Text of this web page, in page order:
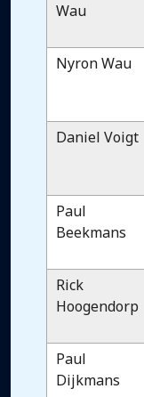
Wau
Nyron Wau
Daniel Voigt
Paul
Beekmans
Rick
Hoogendorp
Paul
Dijkmans